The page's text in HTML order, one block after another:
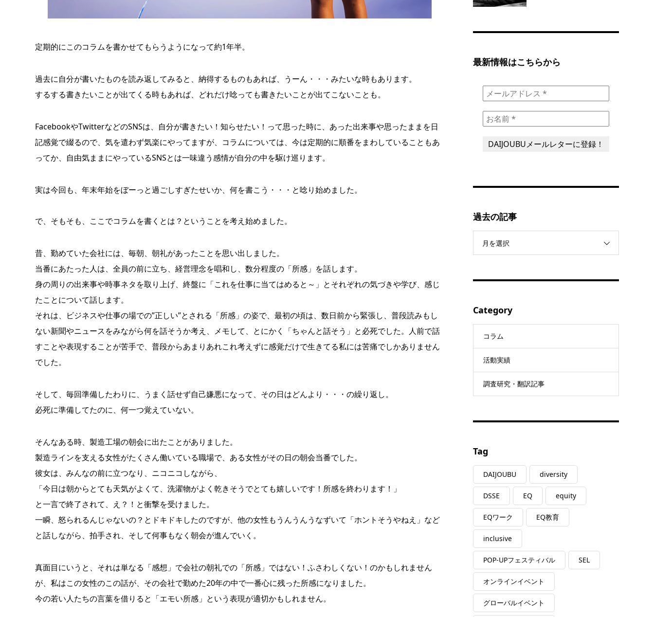
定期的にこのコラムを書かせてもらうようになって約1年半。
過去に自分が書いたものを読み返してみると、納得するものもあれば、うーん・・・みたいな時もあります。
するする書きたいことが出てくる時もあれば、どれだけ唸っても書きたいことが出てこないことも。
FacebookやTwitterなどのSNSは、自分が書きたい！知らせたい！って思った時に、あった出来事や思ったままを日
記感覚で綴るので、気を遣わず気楽にやってますが、コラムについては、今は定期的に順番をまわしていることもあ
ってか、自由気ままにやっているSNSとは一味違う感情が自分の中を駆け巡ります。
実は今回も、年末年始をぼーっと過ごしすぎたせいか、何を書こう・・・と唸り始めました。
で、そもそも、ここでコラムを書くとは？ということを考え始めました。
昔、勤めていた会社には、毎朝、朝礼があったことを思い出しました。
当番にあたった人は、全員の前に立ち、経営理念を唱和し、数分程度の「所感」を話します。
身の周りの出来事や時事ネタを取り上げ、終盤に「これを仕事に当てはめると～」とそれぞれの気づきや学び、感じ
たことについて話します。
それは、ビジネスや仕事の場での”正しい”とされる「所感」の姿で、最初の頃は、数日前から緊張し、普段読みもし
ない新聞やニュースをみながら何を話そうか考え、メモして、とにかく「ちゃんと話そう」と必死でした。人前で話
すことや表現することが苦手で、普段からあまりあれこれ考えずに感覚だけで生きてる私には苦痛でしかありません
でした。
そして、毎回準備したわりに、うまく話せず自己嫌悪になって、その日はどんより・・・の繰り返し。
必死に準備してたのに、何一つ覚えていない。
そんなある時、製造工場の朝会に出たことがありました。
製造ラインを支える女性がたくさん働いている職場で、ある女性がその日の朝会当番でした。
彼女は、みんなの前に立つなり、ニコニコしながら、
「今日は朝からとても天気がよくて、洗濯物がよく乾きそうでとても嬉しいです！所感を終わります！」
と一言で終了されて、え？！と衝撃を受けました。
一瞬、怒られるんじゃないの？とドキドキしたのですが、他の女性もうんうんうなずいて「ホントそうやねえ」など
と話しながら、拍手され、そして何事もなく朝会が進んでいく。
真面目にいうと、それは単なる「感想」で会社の朝礼での「所感」ではない！ふさわしくない！のかもしれません
が、私はこの女性のこの話が、その会社で勤めた20年の中で一番心に残った所感になりました。
今の若い人たちの言葉を借りると「エモい所感」という表現が適切かもしれません。
最新情報はこちらから
過去の記事
月を選択
Category
コラム
活動実績
調査研究・翻訳記事
Tag
DAIJOUBU diversity
DSSE EQ equity
EQワーク EQ教育
inclusive
POP-UPフェスティバル SEL
オンラインイベント
グローバルイベント